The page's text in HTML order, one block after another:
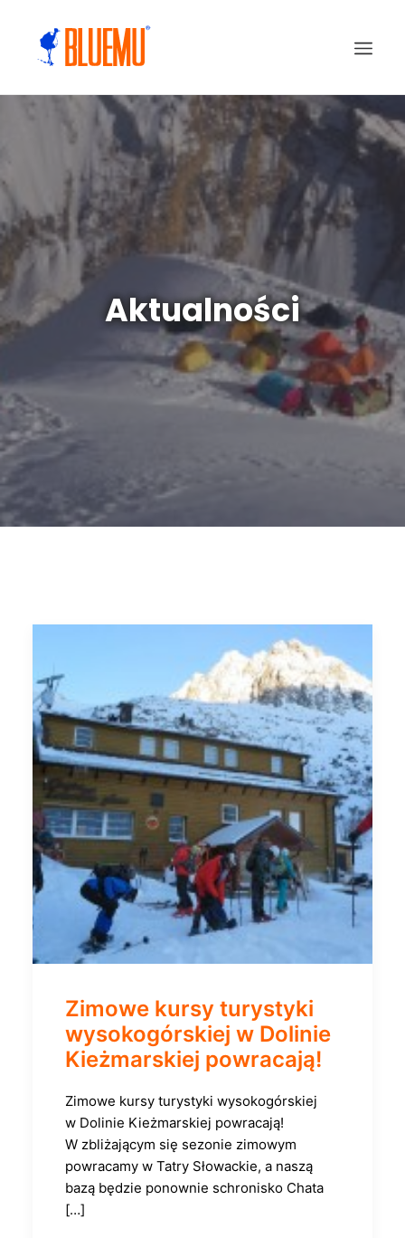
Aktualności
Zimowe kursy turystyki
wysokogórskiej w Dolinie
Kieżmarskiej powracają!
Zimowe kursy turystyki wysokogórskiej
w Dolinie Kieżmarskiej powracają!
W zbliżającym się sezonie zimowym
powracamy w Tatry Słowackie, a naszą
bazą będzie ponownie schronisko Chata
[…]